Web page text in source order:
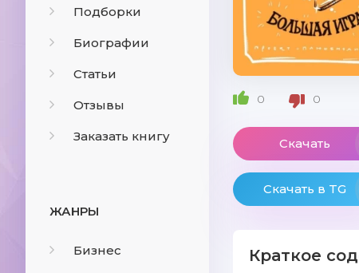
Подборки
Биографии
Статьи
Отзывы
Заказать книгу
ЖАНРЫ
Бизнес
0 0
Скачать
Скачать в TG
Краткое